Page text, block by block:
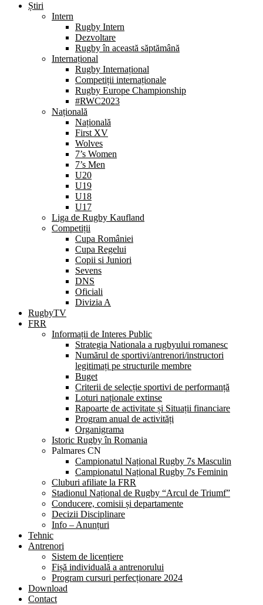
Știri
Intern
Rugby Intern
Dezvoltare
Rugby în această săptămână
Internațional
Rugby Internațional
Competiții internaționale
Rugby Europe Championship
#RWC2023
Națională
Națională
First XV
Wolves
7’s Women
7’s Men
U20
U19
U18
U17
Liga de Rugby Kaufland
Competiții
Cupa României
Cupa Regelui
Copii si Juniori
Sevens
DNS
Oficiali
Divizia A
RugbyTV
FRR
Informații de Interes Public
Strategia Nationala a rugbyului romanesc
Numărul de sportivi/antrenori/instructori
legitimați pe structurile membre
Buget
Criterii de selecție sportivi de performanță
Loturi naționale extinse
Rapoarte de activitate și Situații financiare
Program anual de activități
Organigrama
Istoric Rugby în Romania
Palmares CN
Campionatul Național Rugby 7s Masculin
Campionatul Național Rugby 7s Feminin
Cluburi afiliate la FRR
Stadionul Național de Rugby “Arcul de Triumf”
Conducere, comisii și departamente
Decizii Disciplinare
Info – Anunțuri
Tehnic
Antrenori
Sistem de licențiere
Fișă individuală a antrenorului
Program cursuri perfecționare 2024
Download
Contact